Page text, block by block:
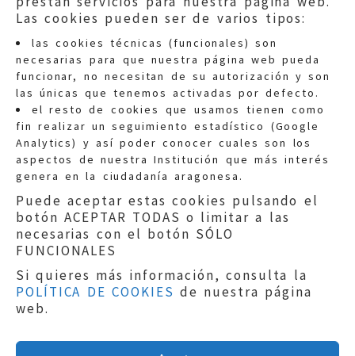
Las cookies pueden ser de varios tipos:
las cookies técnicas (funcionales) son
necesarias para que nuestra página web pueda
funcionar, no necesitan de su autorización y son
las únicas que tenemos activadas por defecto.
el resto de cookies que usamos tienen como
fin realizar un seguimiento estadístico (Google
Analytics) y así poder conocer cuales son los
aspectos de nuestra Institución que más interés
genera en la ciudadanía aragonesa.
Puede aceptar estas cookies pulsando el
botón ACEPTAR TODAS o limitar a las
necesarias con el botón SÓLO
FUNCIONALES
Si quieres más información, consulta la
POLÍTICA DE COOKIES de nuestra página
web.
Quejas:quejas@eljusticiadearagon.es
Información general:
informacion@eljusticiadearagon.es
Teléfonos:900 210 210/
Aviso legal|Política de privacidad|
Protección de Datos